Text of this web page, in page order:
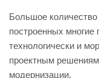
Большое
построенных многие
технологически и
проектным
модернизации.